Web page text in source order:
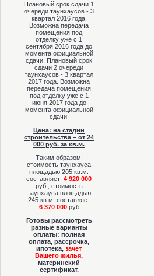
Плановый срок сдачи 1
очереди таунхаусов - 3
квартал 2016 года.
Возможна передача
помещения под
отделку уже с 1
сентября 2016 года до
момента официальной
сдачи. Плановый срок
сдачи 2 очереди
таунхаусов - 3 квартал
2017 года. Возможна
передача помещения
под отделку уже с 1
июня 2017 года до
момента официальной
сдачи.
Цена: на стадии
строительства – от 24
000 руб. за кв.м.
Таким образом:
стоимость таунхауса
площадью 205 кв.м.
составляет 4 920 000
руб., стоимость
таунхауса площадью
245 кв.м. составляет
6 370 000руб.
Готовы рассмотреть
разные варианты
оплаты: полная
оплата, рассрочка,
ипотека, зачет
Вашего жилья,
материнский
сертификат.